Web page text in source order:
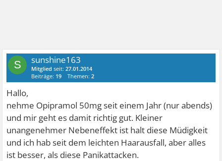
S sunshine163
Mitglied seit:27.01.2014
Beiträge: 19 Themen:2
Hallo,
nehme Opipramol 50mg seit einem Jahr (nur abends)
und mir geht es damit richtig gut. Kleiner
unangenehmer Nebeneffekt ist halt diese Müdigkeit
und ich hab seit dem leichten Haarausfall, aber alles
ist besser, als diese Panikattacken.